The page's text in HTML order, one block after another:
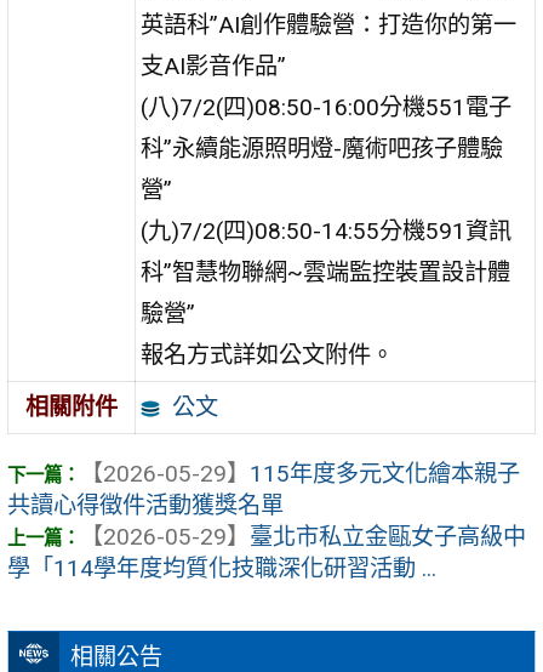
相關公告
英語科”AI創作體驗營：打造你的第一
支AI影音作品”
(八)7/2(四)08:50-16:00分機551電子
科”永續能源照明燈-魔術吧孩子體驗
營”
(九)7/2(四)08:50-14:55分機591資訊
科”智慧物聯網~雲端監控裝置設計體
驗營”
報名方式詳如公文附件。
相關附件
公文
【2026-05-29】 115年度多元文化繪本親子
共讀心得徵件活動獲獎名單
【2026-05-29】 臺北市私立金甌女子高級中
學「114學年度均質化技職深化研習活動 ...